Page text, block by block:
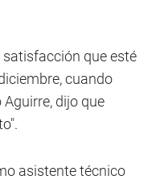
satisfacción que esté
cuando
dijo que
asistente técnico